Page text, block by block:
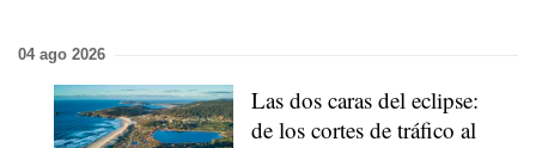
04 ago 2026
Las dos caras del eclipse:
de los cortes de tráfico al